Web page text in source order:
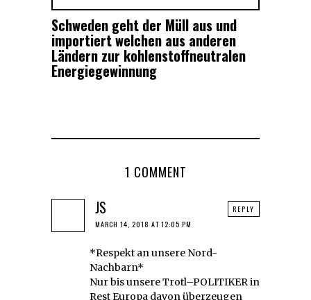
Schweden geht der Müll aus und
importiert welchen aus anderen
Ländern zur kohlenstoffneutralen
Energiegewinnung
1 COMMENT
JS
MARCH 14, 2018 AT 12:05 PM
*Respekt an unsere Nord-
Nachbarn*
Nur bis unsere Trotl–POLITIKER in
Rest Europa davon überzeugen
REPLY